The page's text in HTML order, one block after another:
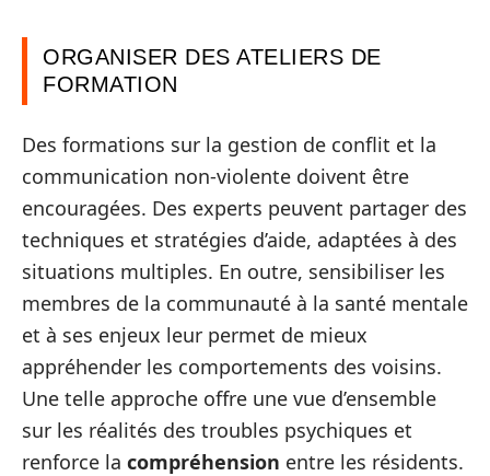
ORGANISER DES ATELIERS DE
FORMATION
Des formations sur la gestion de conflit et la
communication non-violente doivent être
encouragées. Des experts peuvent partager des
techniques et stratégies d’aide, adaptées à des
situations multiples. En outre, sensibiliser les
membres de la communauté à la santé mentale
et à ses enjeux leur permet de mieux
appréhender les comportements des voisins.
Une telle approche offre une vue d’ensemble
sur les réalités des troubles psychiques et
renforce la compréhension entre les résidents.